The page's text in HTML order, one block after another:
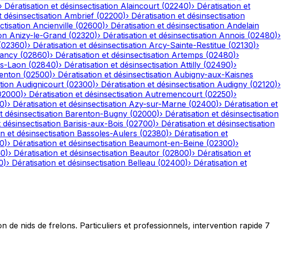
› Dératisation et désinsectisation Alaincourt (02240)› Dératisation et
désinsectisation Ambrief (02200)› Dératisation et désinsectisation
Ancienville (02600)› Dératisation et désinsectisation Andelain
Anizy-le-Grand (02320)› Dératisation et désinsectisation Annois (02480)›
02360)› Dératisation et désinsectisation Arcy-Sainte-Restitue (02130)›
(02860)› Dératisation et désinsectisation Artemps (02480)›
Laon (02840)› Dératisation et désinsectisation Attilly (02490)›
(02500)› Dératisation et désinsectisation Aubigny-aux-Kaisnes
Audignicourt (02300)› Dératisation et désinsectisation Audigny (02120)›
)› Dératisation et désinsectisation Autremencourt (02250)›
)› Dératisation et désinsectisation Azy-sur-Marne (02400)› Dératisation et
désinsectisation Barenton-Bugny (02000)› Dératisation et désinsectisation
Barisis-aux-Bois (02700)› Dératisation et désinsectisation
et désinsectisation Bassoles-Aulers (02380)› Dératisation et
)› Dératisation et désinsectisation Beaumont-en-Beine (02300)›
)› Dératisation et désinsectisation Beautor (02800)› Dératisation et
)› Dératisation et désinsectisation Belleau (02400)› Dératisation et
de nids de frelons. Particuliers et professionnels, intervention rapide 7